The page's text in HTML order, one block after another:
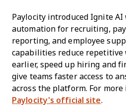
Paylocity introduced Ignite
automation for recruiting,
reporting, and employee
capabilities reduce repetitive
earlier, speed up hiring and
give teams faster access to
across the platform. For
Paylocity's official site.